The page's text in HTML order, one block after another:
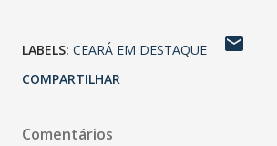
LABELS: CEARÁ EM DESTAQUE
COMPARTILHAR
Comentários